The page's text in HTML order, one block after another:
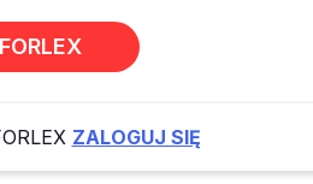
ZALOGUJ SIĘ